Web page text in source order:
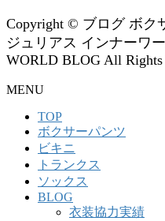
Copyright © ブログ ボク
ジュリアス インナーワ
WORLD BLOG All Rights
MENU
TOP
ボクサーパンツ
ビキニ
トランクス
ソックス
BLOG
衣装協力実績